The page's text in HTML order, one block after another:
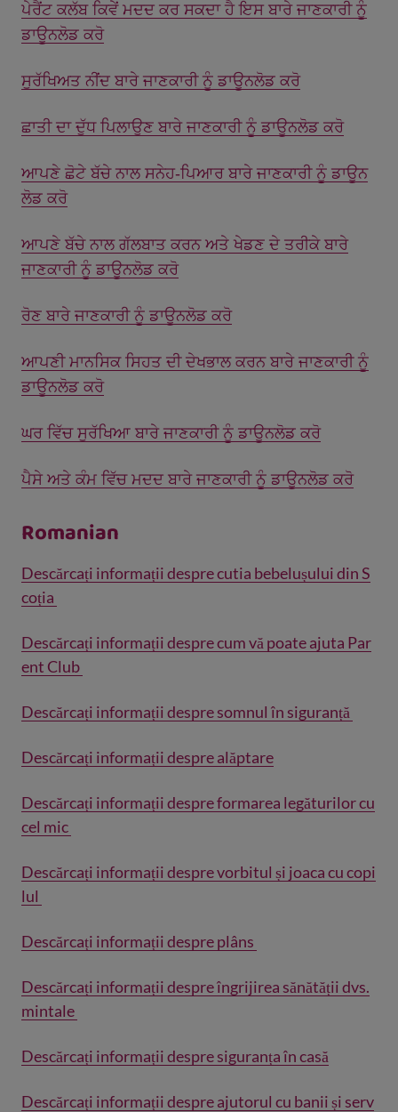
ਪੇਰੈਂਟ ਕਲੱਬ ਕਿਵੇਂ ਮਦਦ ਕਰ ਸਕਦਾ ਹੈ ਇਸ ਬਾਰੇ ਜਾਣਕਾਰੀ ਨੂੰ
ਡਾਊਨਲੋਡ ਕਰੋ
ਸੁਰੱਖਿਅਤ ਨੀਂਦ ਬਾਰੇ ਜਾਣਕਾਰੀ ਨੂੰ ਡਾਊਨਲੋਡ ਕਰੋ
ਛਾਤੀ ਦਾ ਦੁੱਧ ਪਿਲਾਉਣ ਬਾਰੇ ਜਾਣਕਾਰੀ ਨੂੰ ਡਾਊਨਲੋਡ ਕਰੋ
ਆਪਣੇ ਛੋਟੇ ਬੱਚੇ ਨਾਲ ਸਨੇਹ-ਪਿਆਰ ਬਾਰੇ ਜਾਣਕਾਰੀ ਨੂੰ ਡਾਊਨ
ਲੋਡ ਕਰੋ
ਆਪਣੇ ਬੱਚੇ ਨਾਲ ਗੱਲਬਾਤ ਕਰਨ ਅਤੇ ਖੇਡਣ ਦੇ ਤਰੀਕੇ ਬਾਰੇ
ਜਾਣਕਾਰੀ ਨੂੰ ਡਾਊਨਲੋਡ ਕਰੋ
ਰੋਣ ਬਾਰੇ ਜਾਣਕਾਰੀ ਨੂੰ ਡਾਊਨਲੋਡ ਕਰੋ
ਆਪਣੀ ਮਾਨਸਿਕ ਸਿਹਤ ਦੀ ਦੇਖਭਾਲ ਕਰਨ ਬਾਰੇ ਜਾਣਕਾਰੀ ਨੂੰ
ਡਾਊਨਲੋਡ ਕਰੋ
ਘਰ ਵਿੱਚ ਸੁਰੱਖਿਆ ਬਾਰੇ ਜਾਣਕਾਰੀ ਨੂੰ ਡਾਊਨਲੋਡ ਕਰੋ
ਪੈਸੇ ਅਤੇ ਕੰਮ ਵਿੱਚ ਮਦਦ ਬਾਰੇ ਜਾਣਕਾਰੀ ਨੂੰ ਡਾਊਨਲੋਡ ਕਰੋ
Romanian
Descărcați informații despre cutia bebelușului din S
coția
Descărcați informații despre cum vă poate ajuta Par
ent Club
Descărcați informații despre somnul în siguranță
Descărcați informații despre alăptare
Descărcați informații despre formarea legăturilor cu
cel mic
Descărcați informații despre vorbitul și joaca cu copi
lul
Descărcați informații despre plâns
Descărcați informații despre îngrijirea sănătății dvs.
mintale
Descărcați informații despre siguranța în casă
Descărcați informații despre ajutorul cu banii și serv